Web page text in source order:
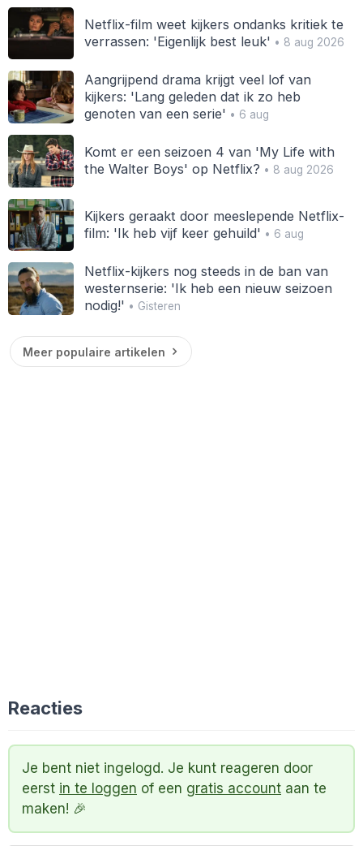
Netflix-film weet kijkers ondanks kritiek te
verrassen: 'Eigenlijk best leuk' • 8 aug 2026
Aangrijpend drama krijgt veel lof van
kijkers: 'Lang geleden dat ik zo heb
genoten van een serie' • 6 aug
Komt er een seizoen 4 van 'My Life with
the Walter Boys' op Netflix? • 8 aug 2026
Kijkers geraakt door meeslepende Netflix-
film: 'Ik heb vijf keer gehuild' • 6 aug
Netflix-kijkers nog steeds in de ban van
westernserie: 'Ik heb een nieuw seizoen
nodig!' • Gisteren
Meer populaire artikelen
Reacties
Je bent niet ingelogd. Je kunt reageren door
eerst in te loggen of een gratis account aan te
maken! 🎉